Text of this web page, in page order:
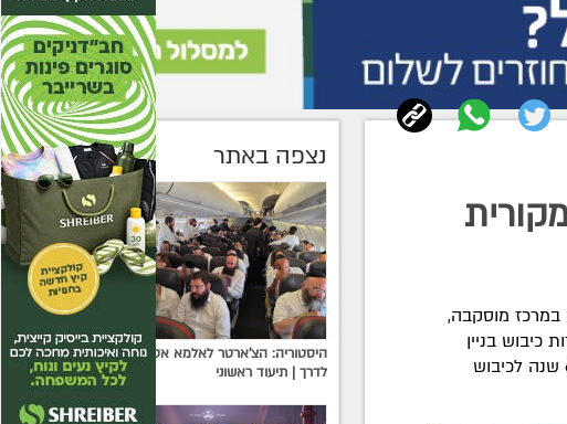
במרכז מוסקבה,
כיבוש בניין
ה'רייך' - הפרלמנט הגרמני במרכז העיר ברלין, וכאמור מלאו עתה 68 שנה לכיבוש
נצפה באתר
היסטוריה: הצ'ארטר לאלמא אטא יוצא
לדרך | תיעוד ראשוני